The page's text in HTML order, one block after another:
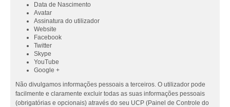
Data de Nascimento
Avatar
Assinatura do utilizador
Website
Facebook
Twitter
Skype
YouTube
Google +
Não divulgamos informações pessoais a terceiros. O utilizador pode
facilmente e claramente excluir todas as suas informações pessoais
(obrigatórias e opcionais) através do seu UCP (Painel de Controle do